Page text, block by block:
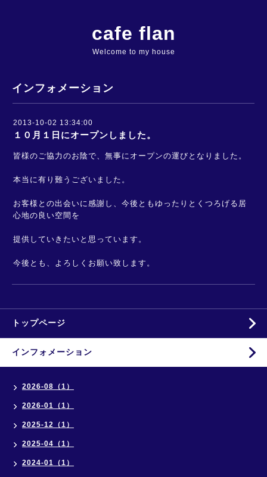
cafe flan
Welcome to my house
インフォメーション
2013-10-02 13:34:00
１０月１日にオープンしました。
皆様のご協力のお陰で、無事にオープンの運びとなりました。
本当に有り難うございました。
お客様との出会いに感謝し、今後ともゆったりとくつろげる居
心地の良い空間を
提供していきたいと思っています。
今後とも、よろしくお願い致します。
トップページ
インフォメーション
2026-08（1）
2026-01（1）
2025-12（1）
2025-04（1）
2024-01（1）